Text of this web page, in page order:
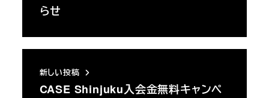
らせ
新しい投稿
CASE Shinjuku入会金無料キャンペ